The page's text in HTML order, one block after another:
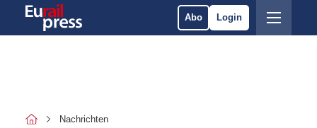
Abo Login
Nachrichten